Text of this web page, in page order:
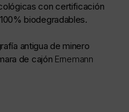
con certificación
biodegradables.
antigua de minero
de cajón Ernemann